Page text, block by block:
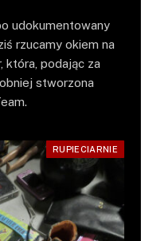
udokumentowany
rzucamy okiem na
która, podając za
stworzona
RUPIECIARNIE